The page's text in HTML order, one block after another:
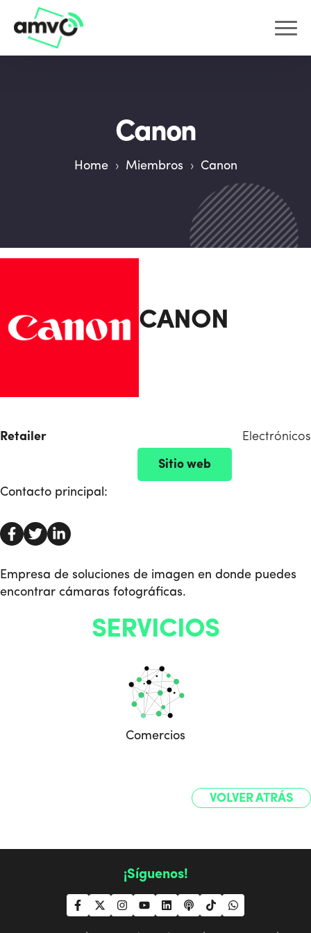
Canon
Home › Miembros › Canon
CANON
Retailer Electrónicos
Sitio web
Contacto principal:
Empresa de soluciones de imagen en donde puedes
encontrar cámaras fotográficas.
SERVICIOS
Comercios
VOLVER ATRÁS
¡Síguenos!